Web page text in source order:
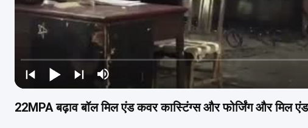
22MPA बढ़ाव बॉल मिल एंड कवर कास्टिंग्स और फोर्जिंग और मिल